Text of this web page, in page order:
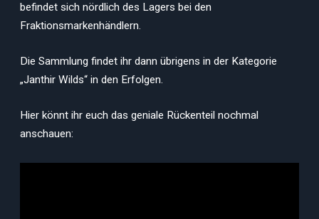
befindet sich nördlich des Lagers bei den
Fraktionsmarkenhändlern.
Die Sammlung findet ihr dann übrigens in der Kategorie
„Janthir Wilds“ in den Erfolgen.
Hier könnt ihr euch das geniale Rückenteil nochmal
anschauen: